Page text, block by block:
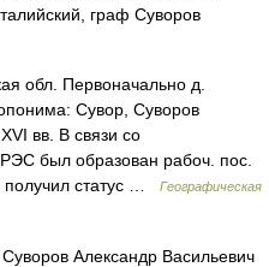
граф Суворов
обл. Первоначально д.
Сувор, Суворов
вв. В связи со
был образован рабоч. пос.
получил статус …
Географическая
Александр Васильевич